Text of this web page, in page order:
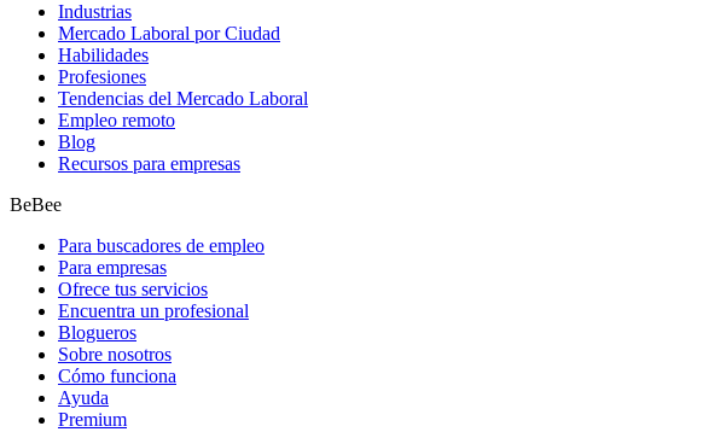
Industrias
Mercado Laboral por Ciudad
Habilidades
Profesiones
Tendencias del Mercado Laboral
Empleo remoto
Blog
Recursos para empresas
BeBee
Para buscadores de empleo
Para empresas
Ofrece tus servicios
Encuentra un profesional
Blogueros
Sobre nosotros
Cómo funciona
Ayuda
Premium